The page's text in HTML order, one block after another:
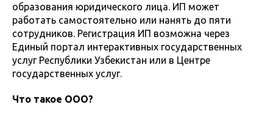
образования юридического лица. ИП может
работать самостоятельно или нанять до пяти
сотрудников. Регистрация ИП возможна через
Единый портал интерактивных государственных
услуг Республики Узбекистан или в Центре
государственных услуг.
Что такое ООО?